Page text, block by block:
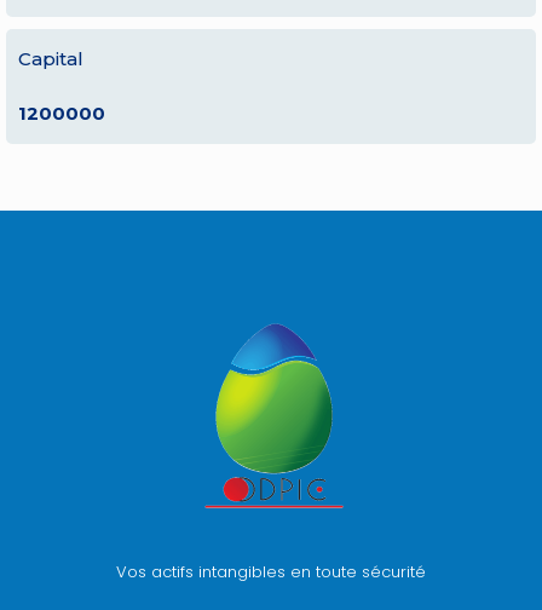
Capital
1200000
Vos actifs intangibles en toute sécurité